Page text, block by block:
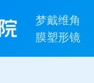
梦戴维角
膜塑形镜